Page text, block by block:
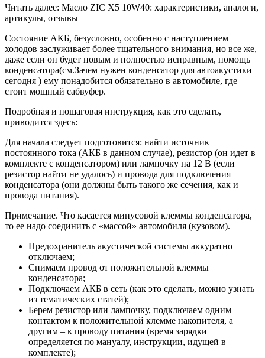
Читать далее: Масло ZIC X5 10W40: характеристики, аналоги,
артикулы, отзывы
Состояние АКБ, безусловно, особенно с наступлением
холодов заслуживает более тщательного внимания, но все же,
даже если он будет новым и полностью исправным, помощь
конденсатора(см.Зачем нужен конденсатор для автоакустики
сегодня ) ему понадобится обязательно в автомобиле, где
стоит мощный сабвуфер.
Подробная и пошаговая инструкция, как это сделать,
приводится здесь:
Для начала следует подготовится: найти источник
постоянного тока (АКБ в данном случае), резистор (он идет в
комплекте с конденсатором) или лампочку на 12 В (если
резистор найти не удалось) и провода для подключения
конденсатора (они должны быть такого же сечения, как и
провода питания).
Примечание. Что касается минусовой клеммы конденсатора,
то ее надо соединить с «массой» автомобиля (кузовом).
Предохранитель акустической системы аккуратно
отключаем;
Снимаем провод от положительной клеммы
конденсатора;
Подключаем АКБ в сеть (как это сделать, можно узнать
из тематических статей);
Берем резистор или лампочку, подключаем одним
контактом к положительной клемме накопителя, а
другим – к проводу питания (время зарядки
определяется по мануалу, инструкции, идущей в
комплекте);